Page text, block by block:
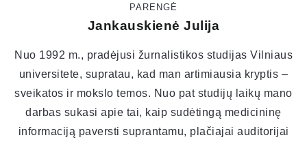
PARENGĖ
Jankauskienė Julija
Nuo 1992 m., pradėjusi žurnalistikos studijas Vilniaus
universitete, supratau, kad man artimiausia kryptis –
sveikatos ir mokslo temos. Nuo pat studijų laikų mano
darbas sukasi apie tai, kaip sudėtingą medicininę
informaciją paversti suprantamu, plačiajai auditorijai